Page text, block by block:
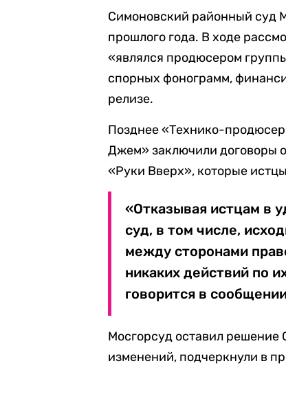
Симоновский районный суд
прошлого года. В ходе
«являлся продюсером
спорных фонограмм,
релизе.
Позднее «Технико-
Джем» заключили договоры
«Руки Вверх», которые
«Отказывая истцам в
суд, в том числе,
между сторонами
никаких действий по
говорится в
Мосгорсуд оставил решение
изменений, подчеркнули в